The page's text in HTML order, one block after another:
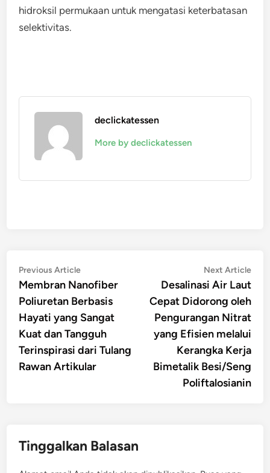
hidroksil permukaan untuk mengatasi keterbatasan
selektivitas.
declickatessen
More by declickatessen
Navigasi
pos
Previous ArticlePrevious
article:
Membran Nanofiber
Poliuretan Berbasis
Hayati yang Sangat
Kuat dan Tangguh
Terinspirasi dari Tulang
Rawan Artikular
Next Article
Desalinasi Air Laut
Cepat Didorong oleh
Pengurangan Nitrat
yang Efisien melalui
Kerangka Kerja
Bimetalik Besi/Seng
Poliftalosianin
Tinggalkan Balasan